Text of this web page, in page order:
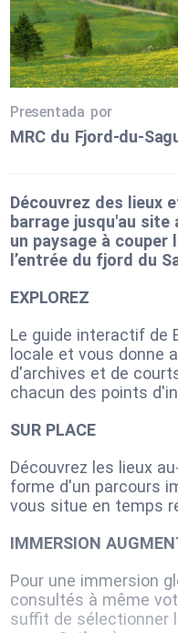
Presentada por
MRC du
Découvrez des lieux
barrage jusqu'au
un paysage à
l’entrée du fjord du
EXPLOREZ
Le guide interactif de
locale et vous donne
d'archives et de
chacun des points
SUR PLACE
Découvrez les lieux
forme d'un parcours
vous situe en temps
IMMERSION
Pour une immersion
consultés à même
suffit de sélectionner